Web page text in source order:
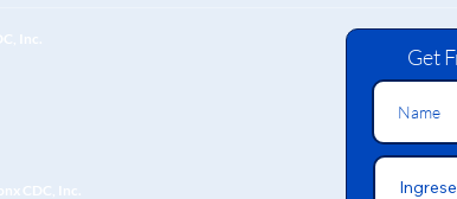
Inc.
CDC, Inc.
Get